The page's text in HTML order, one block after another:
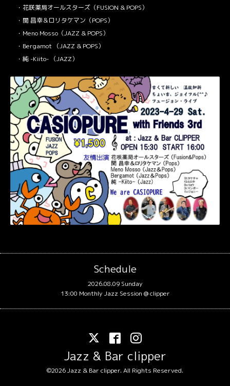
・花咲薬局オールスターズ（FUSION & POPS）
・関 昌幸＆ロリタケマン（POPS）
・Meno Mosso（JAZZ & POPS）
・Bergamot （JAZZ & POPS）
・純 -Kiito- （JAZZ）
Schedule
2026.08.09 Sunday
13:00 Monthly Jazz Session @ clipper
Jazz & Bar clipper
©2026Jazz & Bar clipper. All Rights Reserved.